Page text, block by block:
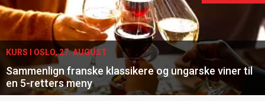
KURS I OSLO, 27. AUGUST
Sammenlign franske klassikere og ungarske viner til
en 5-retters meny